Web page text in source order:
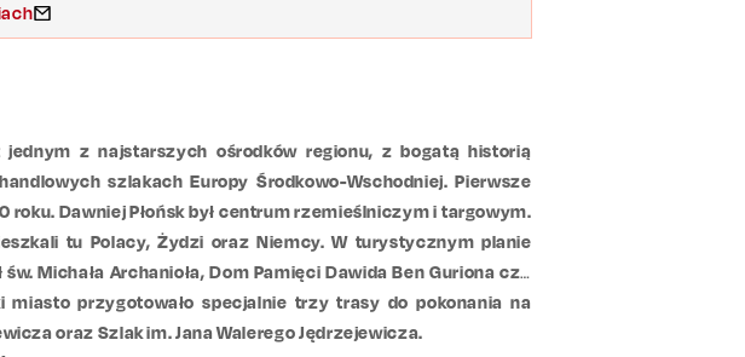
z najstarszych ośrodków regionu, z bogatą historią
szlakach Europy Środkowo-Wschodniej. Pierwsze
Dawniej Płońsk był centrum rzemieślniczym i targowym.
tu Polacy, Żydzi oraz Niemcy. W turystycznym planie
Michała Archanioła, Dom Pamięci Dawida Ben Guriona czy
przygotowało specjalnie trzy trasy do pokonania na
oraz Szlak im. Jana Walerego Jędrzejewicza.